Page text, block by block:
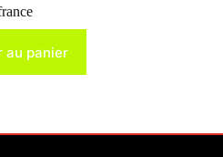
au panier